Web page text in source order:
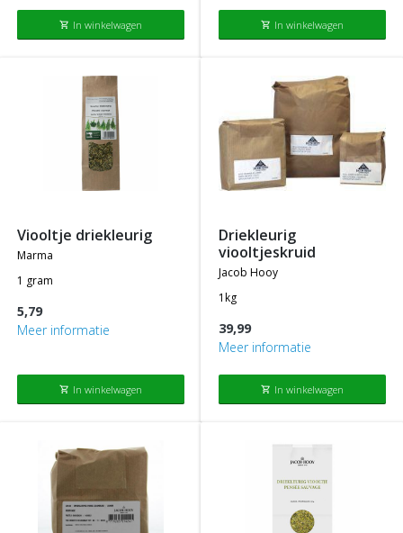
shopping_cart In winkelwagen shopping_cart In winkelwagen
viooltje driekleurig
marma
1 gram
5,79
Meer informatie
shopping_cart In winkelwagen
driekleurig
viooltjeskruid
jacob hooy
1kg
39,99
Meer informatie
shopping_cart In winkelwagen